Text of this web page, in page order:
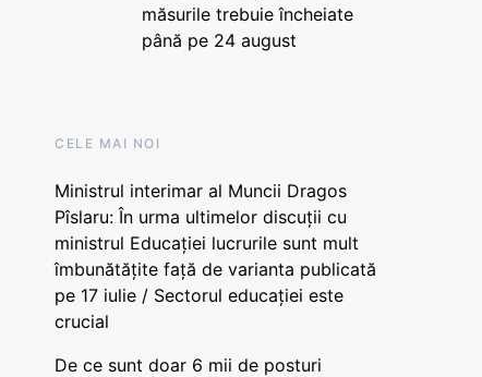
măsurile trebuie încheiate
până pe 24 august
CELE MAI NOI
Ministrul interimar al Muncii Dragos
Pîslaru: În urma ultimelor discuții cu
ministrul Educației lucrurile sunt mult
îmbunătățite față de varianta publicată
pe 17 iulie / Sectorul educației este
crucial
De ce sunt doar 6 mii de posturi